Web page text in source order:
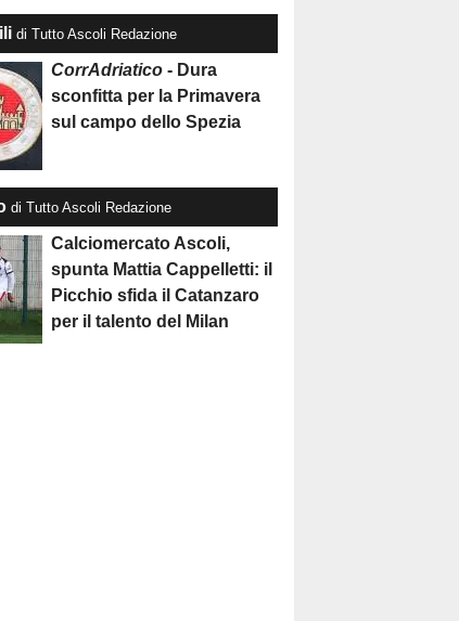
di Tutto Ascoli Redazione
CorrAdriatico - Dura
sconfitta per la Primavera
sul campo dello Spezia
di Tutto Ascoli Redazione
Calciomercato Ascoli,
spunta Mattia Cappelletti: il
Picchio sfida il Catanzaro
per il talento del Milan